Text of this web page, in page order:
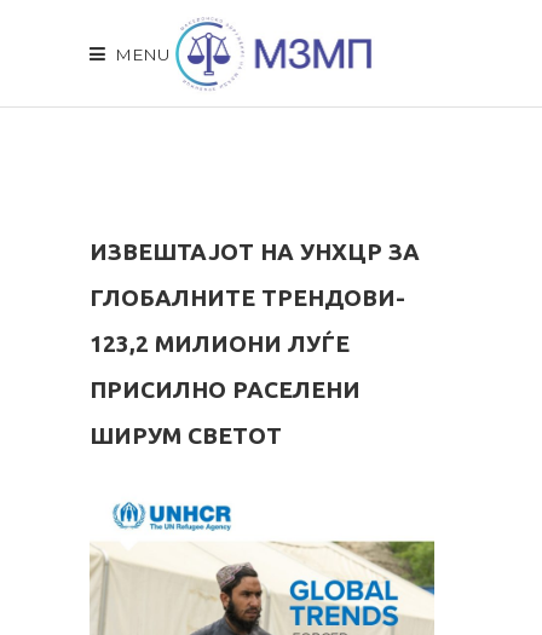
MENU
ИЗВЕШТАЈОТ НА УНХЦР ЗА
ГЛОБАЛНИТЕ ТРЕНДОВИ-
123,2 МИЛИОНИ ЛУЃЕ
ПРИСИЛНО РАСЕЛЕНИ
ШИРУМ СВЕТОТ